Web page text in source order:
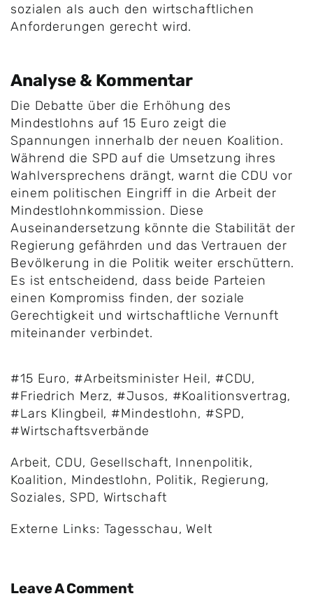
sozialen als auch den wirtschaftlichen
Anforderungen gerecht wird.
Analyse & Kommentar
Die Debatte über die Erhöhung des
Mindestlohns auf 15 Euro zeigt die
Spannungen innerhalb der neuen Koalition.
Während die SPD auf die Umsetzung ihres
Wahlversprechens drängt, warnt die CDU vor
einem politischen Eingriff in die Arbeit der
Mindestlohnkommission. Diese
Auseinandersetzung könnte die Stabilität der
Regierung gefährden und das Vertrauen der
Bevölkerung in die Politik weiter erschüttern.
Es ist entscheidend, dass beide Parteien
einen Kompromiss finden, der soziale
Gerechtigkeit und wirtschaftliche Vernunft
miteinander verbindet.
#15 Euro, #Arbeitsminister Heil, #CDU,
#Friedrich Merz, #Jusos, #Koalitionsvertrag,
#Lars Klingbeil, #Mindestlohn, #SPD,
#Wirtschaftsverbände
Arbeit, CDU, Gesellschaft, Innenpolitik,
Koalition, Mindestlohn, Politik, Regierung,
Soziales, SPD, Wirtschaft
Externe Links: Tagesschau, Welt
Leave A Comment